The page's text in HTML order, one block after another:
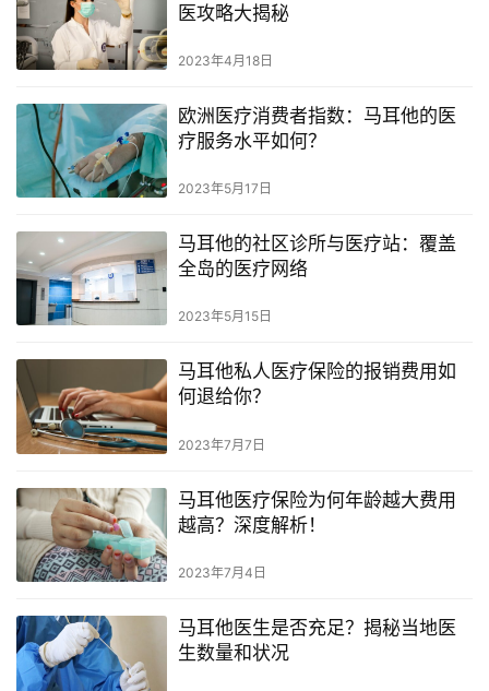
医攻略大揭秘
2023年4月18日
欧洲医疗消费者指数：马耳他的医
疗服务水平如何？
2023年5月17日
马耳他的社区诊所与医疗站：覆盖
全岛的医疗网络
2023年5月15日
马耳他私人医疗保险的报销费用如
何退给你？
2023年7月7日
马耳他医疗保险为何年龄越大费用
越高？深度解析！
2023年7月4日
马耳他医生是否充足？揭秘当地医
生数量和状况